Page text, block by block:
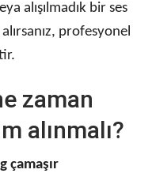
alışılmadık bir ses
profesyonel
zaman
alınmalı?
çamaşır